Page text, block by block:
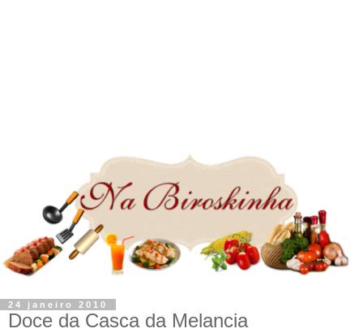
24 janeiro 2010
Doce da Casca da Melancia